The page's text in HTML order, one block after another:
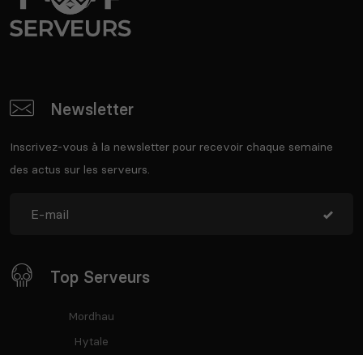
Newsletter
Inscrivez-vous à la newsletter pour recevoir chaque semaine
des actus sur les serveurs.
Top Serveurs
Mordhau
Hytale